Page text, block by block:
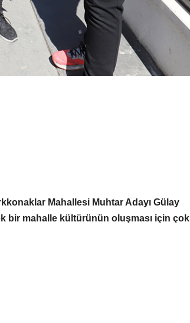
Mahallesi Muhtar Adayı Gülay
bir mahalle kültürünün oluşması için çok